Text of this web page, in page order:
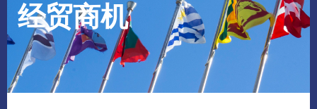
经贸商机